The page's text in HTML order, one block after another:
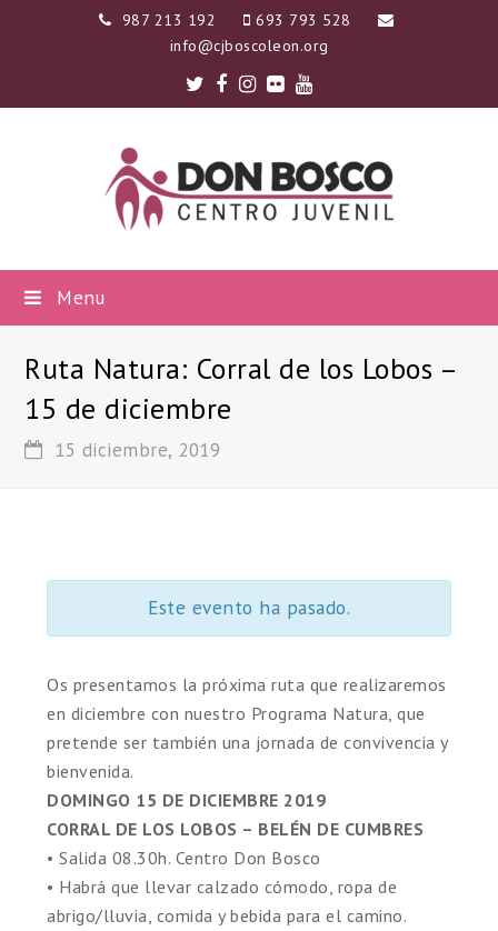
987 213 192
693 793 528
info@cjboscoleon.org
Twitter
Facebook
Instagram
FlickrYoutube
Menu
Ruta Natura: Corral de los Lobos –
15 de diciembre
15 diciembre, 2019
Este evento ha pasado.
Os presentamos la próxima ruta que realizaremos
en diciembre con nuestro Programa Natura, que
pretende ser también una jornada de convivencia y
bienvenida.
DOMINGO 15 DE DICIEMBRE 2019
CORRAL DE LOS LOBOS – BELÉN DE CUMBRES
• Salida 08.30h. Centro Don Bosco
• Habrá que llevar calzado cómodo, ropa de
abrigo/lluvia, comida y bebida para el camino.